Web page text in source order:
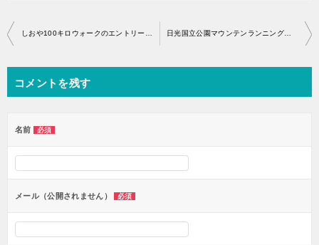
投
稿
ナ
ビ
シ
ョ
ン
コメントを残す
名前 必須
メール（公開されません） 必須